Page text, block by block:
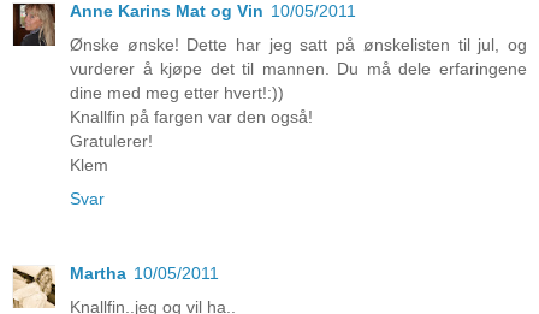
Anne Karins Mat og Vin 10/05/2011
Ønske ønske! Dette har jeg satt på ønskelisten til jul, og
vurderer å kjøpe det til mannen. Du må dele erfaringene
dine med meg etter hvert!:))
Knallfin på fargen var den også!
Gratulerer!
Klem
Svar
Martha 10/05/2011
Knallfin..jeg og vil ha..